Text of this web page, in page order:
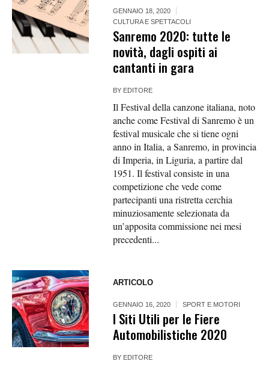
GENNAIO 18, 2020
CULTURA E SPETTACOLI
Sanremo 2020: tutte le
novità, dagli ospiti ai
cantanti in gara
BY EDITORE
Il Festival della canzone italiana, noto
anche come Festival di Sanremo è un
festival musicale che si tiene ogni
anno in Italia, a Sanremo, in provincia
di Imperia, in Liguria, a partire dal
1951. Il festival consiste in una
competizione che vede come
partecipanti una ristretta cerchia
minuziosamente selezionata da
un’apposita commissione nei mesi
precedenti...
ARTICOLO
GENNAIO 16, 2020 SPORT E MOTORI
I Siti Utili per le Fiere
Automobilistiche 2020
BY EDITORE